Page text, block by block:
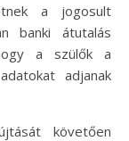
a jogosult
banki átutalás
a szülők a
adjanak
követően